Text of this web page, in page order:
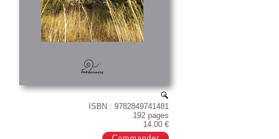
ISBN : 9782849741481
192 pages
14.00 €